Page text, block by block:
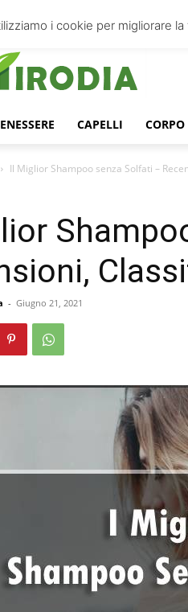
CAPELLI CORPO
Il Miglior Shampoo senza Solfati –
- Giugno 21, 2021
i cookie per migliorare